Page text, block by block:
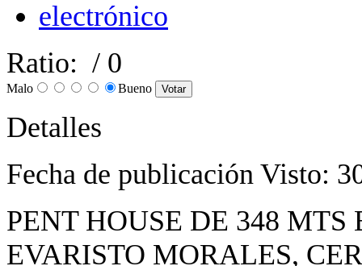
Ratio: / 0
Malo Bueno
Detalles
Fecha de publicación Visto:
PENT HOUSE DE 348
EVARISTO MORALES,